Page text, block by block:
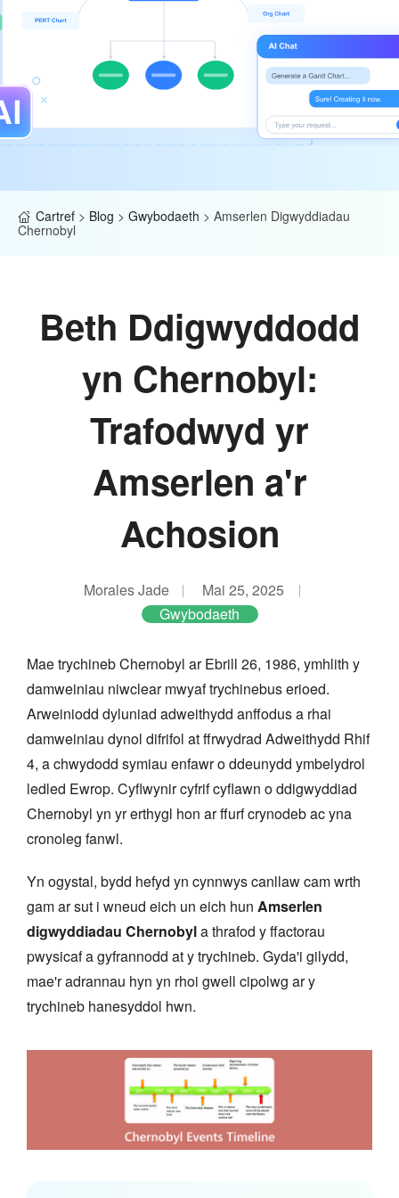
Cartref > Blog > Gwybodaeth > Amserlen Digwyddiadau
Chernobyl
Beth Ddigwyddodd
yn Chernobyl:
Trafodwyd yr
Amserlen a'r
Achosion
Morales Jade
Mai 25, 2025
Gwybodaeth
Mae trychineb Chernobyl ar Ebrill 26, 1986, ymhlith y
damweiniau niwclear mwyaf trychinebus erioed.
Arweiniodd dyluniad adweithydd anffodus a rhai
damweiniau dynol difrifol at ffrwydrad Adweithydd Rhif
4, a chwydodd symiau enfawr o ddeunydd ymbelydrol
ledled Ewrop. Cyflwynir cyfrif cyflawn o ddigwyddiad
Chernobyl yn yr erthygl hon ar ffurf crynodeb ac yna
cronoleg fanwl.
Yn ogystal, bydd hefyd yn cynnwys canllaw cam wrth
gam ar sut i wneud eich un eich hun Amserlen
digwyddiadau Chernobyla thrafod y ffactorau
pwysicaf a gyfrannodd at y trychineb. Gyda'i gilydd,
mae'r adrannau hyn yn rhoi gwell cipolwg ar y
trychineb hanesyddol hwn.